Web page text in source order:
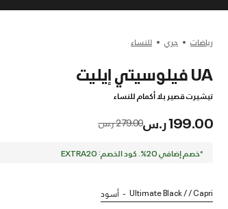
رياضات جري للنساء
UA فيلوسيتي إيليت
تيشيرت قصير بلا أكمام للنساء
199.00 ر.س Price reduced from
279.00 ر.س to
*خصم إضافي 20%. كود الخصم: EXTRA20
Ultimate Black / / Capri أسود